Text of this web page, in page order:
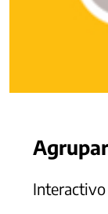
Interactivo